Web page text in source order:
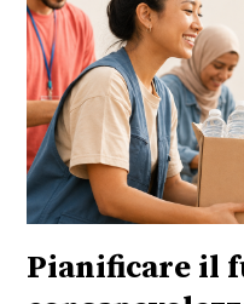
Pianificare il